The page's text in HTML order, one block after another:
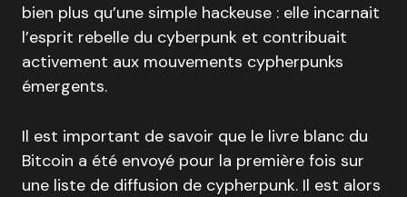
bien plus qu’une simple hackeuse : elle incarnait
l’esprit rebelle du cyberpunk et contribuait
activement aux mouvements cypherpunks
émergents.
Il est important de savoir que le livre blanc du
Bitcoin a été envoyé pour la première fois sur
une liste de diffusion de cypherpunk. Il est alors